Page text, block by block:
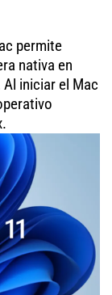
permite
nativa en
iniciar el Mac